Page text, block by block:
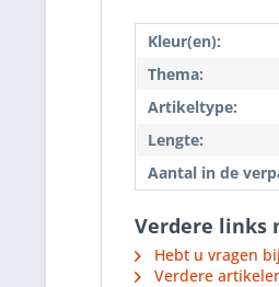
Kleur(en):
Thema:
Artikeltype:
Lengte:
Aantal in de
Verdere links
Hebt u vragen
Verdere